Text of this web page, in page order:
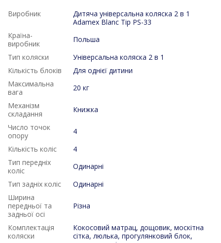
Виробник
Дитяча універсальна коляска 2 в 1
Adamex Blanc Tip PS-33
Країна-
виробник
Польша
Тип коляски
Універсальна коляска 2 в 1
Кількість блоків
Для однієї дитини
Максимальна
вага
20 кг
Механізм
складання
Книжка
Число точок
опору
4
Кількість коліс
4
Тип передніх
коліс
Одинарні
Тип задніх коліс
Одинарні
Ширина
передньої та
задньої осі
Різна
Комплектація
коляски
Кокосовий матрац, дощовик, москітна
сітка, люлька, прогулянковий блок,